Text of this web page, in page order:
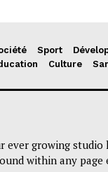
Sport
Culture
ever growing studio
within any